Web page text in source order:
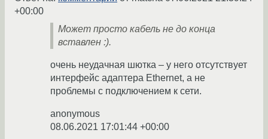
+00:00
Может просто кабель не до конца
вставлен :).
очень неудачная шютка – у него отсутствует
интерфейс адаптера Ethernet, а не
проблемы с подключением к сети.
anonymous
08.06.2021 17:01:44 +00:00